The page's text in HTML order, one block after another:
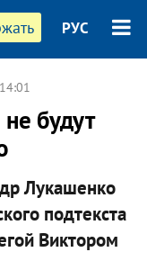
РУС
будут
Лукашенко
подтекста
Виктором